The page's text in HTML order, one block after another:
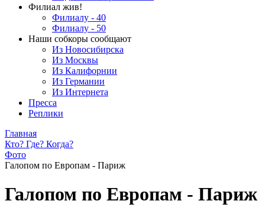
Филиал жив!
Филиалу - 40
Филиалу - 50
Наши собкоры сообщают
Из Новосибирска
Из Москвы
Из Калифорнии
Из Германии
Из Интернета
Пресса
Реплики
Главная
Кто? Где? Когда?
Фото
Галопом по Европам - Париж
Галопом по Европам - Париж